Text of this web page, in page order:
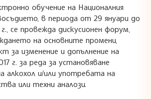
обучение на Националния
в периода от 29 януари до
се провежда дискусионен форум,
на основните промени,
за изменение и допълнение на
г. за реда за установяване
алкохол и/или употребата на
или техни аналози.